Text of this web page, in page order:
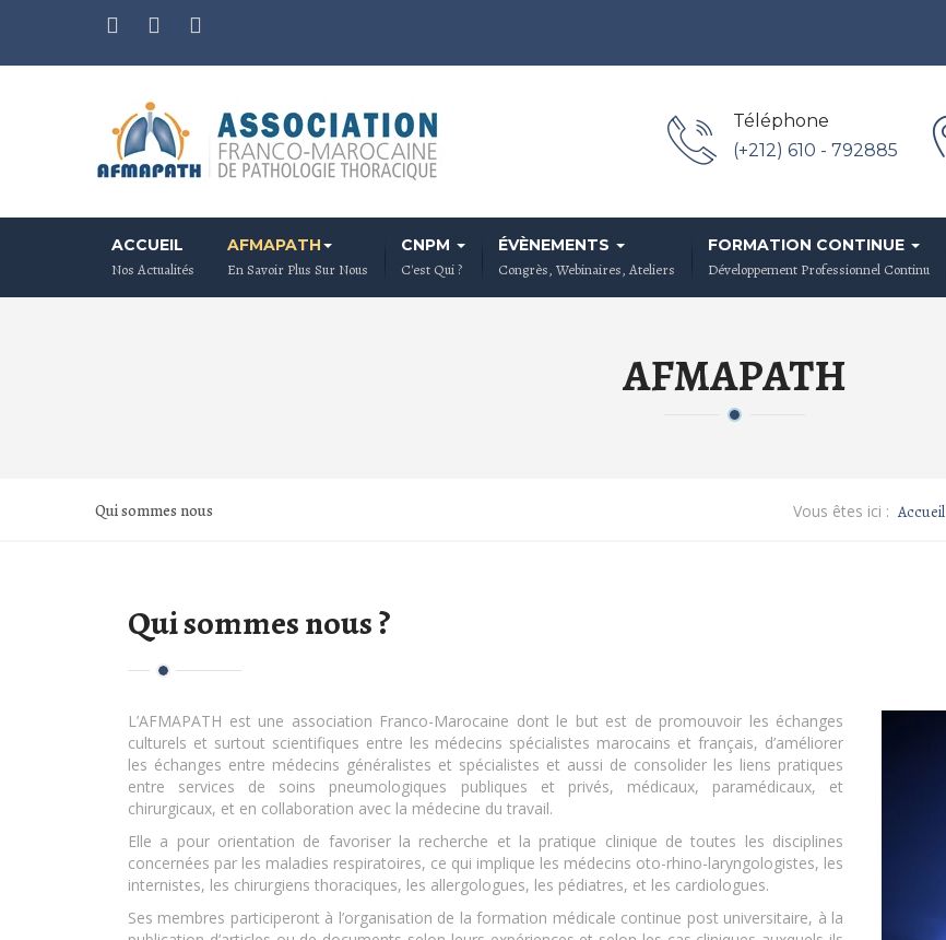
Téléphone
(+212) 610 - 792885
ACCUEIL
Nos Actualités
AFMAPATH
En Savoir Plus Sur Nous
CNPM
C'est Qui ?
ÉVÈNEMENTS
Congrès, Webinaires, Ateliers
FORMATION CONTINUE
Développement Professionnel Continu
AFMAPATH
Qui sommes nous Vous êtes ici : Accueil
Qui sommes nous ?
L’AFMAPATH est une association Franco-Marocaine dont le but est de promouvoir les échanges
culturels et surtout scientifiques entre les médecins spécialistes marocains et français, d’améliorer
les échanges entre médecins généralistes et spécialistes et aussi de consolider les liens pratiques
entre services de soins pneumologiques publiques et privés, médicaux, paramédicaux, et
chirurgicaux, et en collaboration avec la médecine du travail.
Elle a pour orientation de favoriser la recherche et la pratique clinique de toutes les disciplines
concernées par les maladies respiratoires, ce qui implique les médecins oto-rhino-laryngologistes, les
internistes, les chirurgiens thoraciques, les allergologues, les pédiatres, et les cardiologues.
Ses membres participeront à l’organisation de la formation médicale continue post universitaire, à la